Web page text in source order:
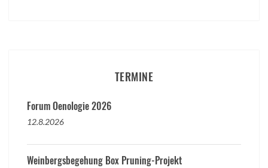
TERMINE
Forum Oenologie 2026
12.8.2026
Weinbergsbegehung Box Pruning-Projekt